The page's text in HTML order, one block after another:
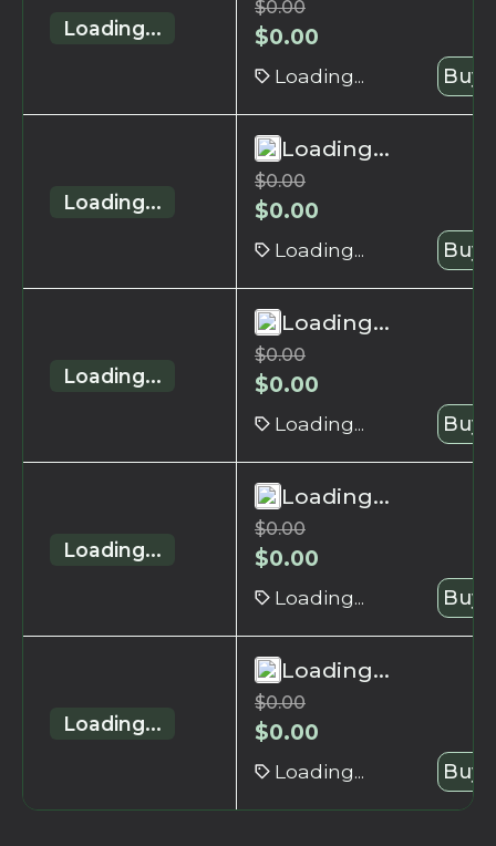
Loading...
$0.00
$0.00
Loading... Buy
Loading...
Loading...
$0.00
$0.00
Loading... Buy
Loading...
Loading...
$0.00
$0.00
Loading... Buy
Loading...
Loading...
$0.00
$0.00
Loading... Buy
Loading...
Loading...
$0.00
$0.00
Loading... Buy